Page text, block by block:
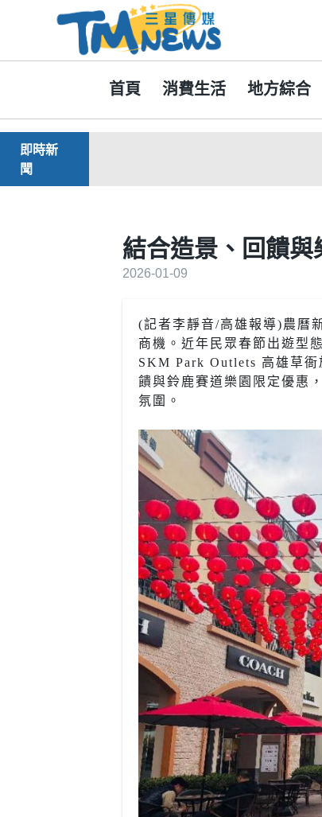
首頁 消費生活 地方綜合
即時新
聞
結合造景、回饋與
2026-01-09
(記者李靜音/高雄報導)農曆
商機。近年民眾春節出遊型
SKM Park Outlets 高雄草衙
饋與鈴鹿賽道樂園限定優惠
氛圍。